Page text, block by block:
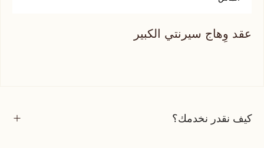
عقد وِهاج سيرنتي الكبير
كيف نقدر نخدمك؟